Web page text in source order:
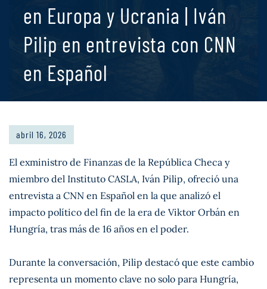
en Europa y Ucrania | Iván
Pilip en entrevista con CNN
en Español
abril 16, 2026
El exministro de Finanzas de la República Checa y
miembro del Instituto CASLA, Iván Pilip, ofreció una
entrevista a CNN en Español en la que analizó el
impacto político del fin de la era de Viktor Orbán en
Hungría, tras más de 16 años en el poder.
Durante la conversación, Pilip destacó que este cambio
representa un momento clave no solo para Hungría,